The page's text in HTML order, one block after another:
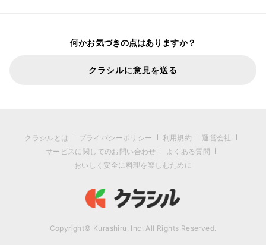
何かお気づきの点はありますか？
クラシルに意見を送る
クラシルとは プライバシーポリシー 利用規約
運営会社
サービスに関してのお問い合わせ
よくある質問
おいしく安全に料理を楽しむために
Copyright© Kurashiru, Inc. All Rights Reserved.